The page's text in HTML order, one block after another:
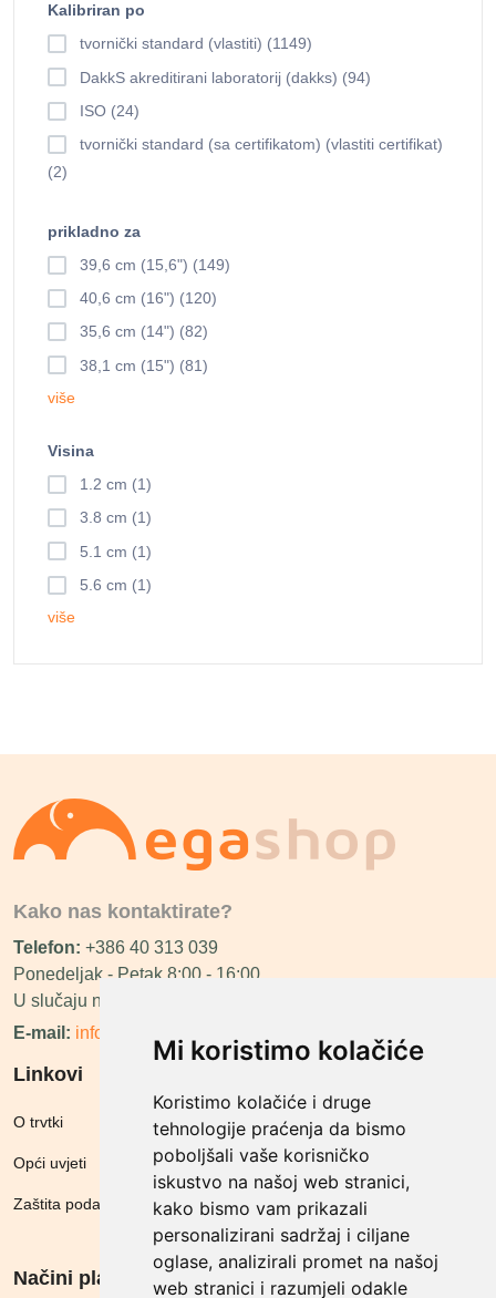
Mi koristimo kolačiće
Koristimo kolačiće i druge
tehnologije praćenja da bismo
poboljšali vaše korisničko
iskustvo na našoj web stranici,
kako bismo vam prikazali
personalizirani sadržaj i ciljane
oglase, analizirali promet na našoj
web stranici i razumjeli odakle
Kalibriran po
tvornički standard (vlastiti) (1149)
DakkS akreditirani laboratorij (dakks) (94)
ISO (24)
tvornički standard (sa certifikatom) (vlastiti certifikat)
(2)
prikladno za
39,6 cm (15,6") (149)
40,6 cm (16") (120)
35,6 cm (14") (82)
38,1 cm (15") (81)
više
Visina
1.2 cm (1)
3.8 cm (1)
5.1 cm (1)
5.6 cm (1)
više
Kako nas kontaktirate?
Telefon: +386 40 313 039
Ponedeljak - Petak 8:00 - 16:00
U slučaju neraspoloživosti ćemo vas nazvati.
E-mail: info@megashop.hr
Linkovi
O trvtki
Opći uvjeti
Zaštita podataka
Načini plačanja